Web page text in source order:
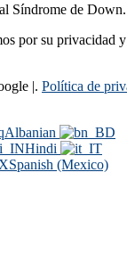
Síndrome de
por su
|. Política de
Albanian
Hindi
Spanish (Mexico)